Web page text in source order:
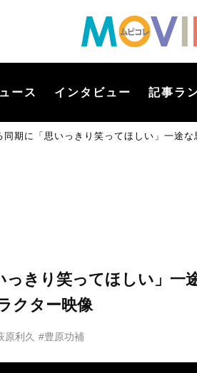
ース インタビュー 記事ラ
同期に「思いっきり笑ってほしい」一途
きり笑ってほしい」一
クター映像
原利久 #豊原功補